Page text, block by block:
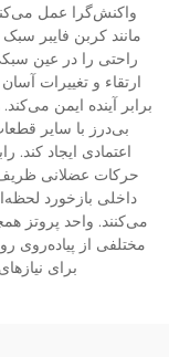
واکنش‌گرا عمل
مانند کربن فایبر
راحتی را در عین
ارتقاء و تغییرات
برابر آینده ایمن
بی‌درز با سایر
اعتمادی ایجاد
حرکات عضلانی
داخلی بازخورد
می‌کنند. واحد پروتز
مختلفی از پیاده‌روی
برای